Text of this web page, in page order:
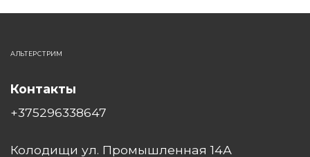
АЛЬТЕРСТРИМ
Контакты
+375296338647
Колодищи ул. Промышленная 14А